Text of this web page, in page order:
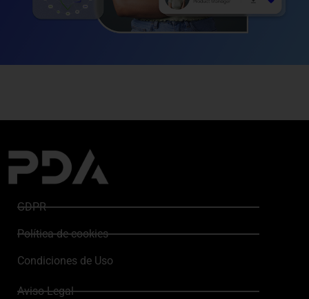
GDPR
Política de cookies
Condiciones de Uso
Aviso Legal